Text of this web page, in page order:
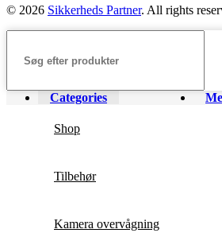
© 2026 Sikkerheds Partner. All rights
Categories
Shop
Tilbehør
Kamera overvågning